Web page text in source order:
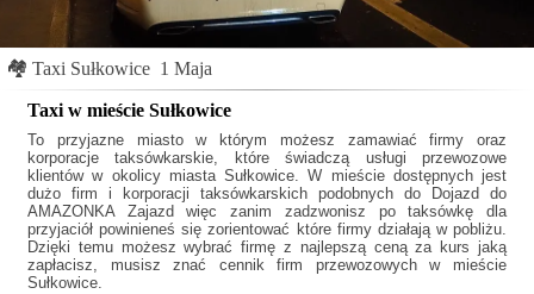
🏘 Taxi Sułkowice 1 Maja
Taxi w mieście Sułkowice
To przyjazne miasto w którym możesz zamawiać firmy oraz
korporacje taksówkarskie, które świadczą usługi przewozowe
klientów w okolicy miasta Sułkowice. W mieście dostępnych jest
dużo firm i korporacji taksówkarskich podobnych do
Dojazd do
AMAZONKA Zajazd
więc zanim zadzwonisz po taksówkę dla
przyjaciół powinieneś się zorientować które firmy działają w pobliżu.
Dzięki temu możesz wybrać firmę z najlepszą ceną za kurs jaką
zapłacisz, musisz znać cennik firm przewozowych w mieście
Sułkowice.